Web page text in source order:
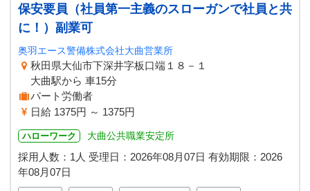
保安要員（社員第一主義のスローガンで社員と共
に！）副業可
奥羽エース警備株式会社大曲営業所
秋田県大仙市下深井字板口端１８－１
大曲駅から 車15分
パート労働者
日給 1375円 ～ 1375円
ハローワーク 大曲公共職業安定所
採用人数：1人 受理日： 2026年08月07日 有効期限： 2026
年08月07日